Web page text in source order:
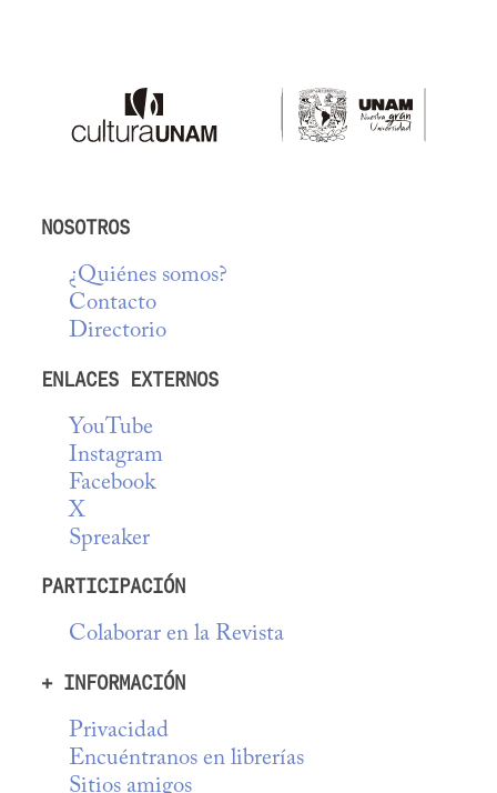
NOSOTROS
¿Quiénes somos?
Contacto
Directorio
ENLACES EXTERNOS
YouTube
Instagram
Facebook
X
Spreaker
PARTICIPACIÓN
Colaborar en la Revista
+ INFORMACIÓN
Privacidad
Encuéntranos en librerías
Sitios amigos